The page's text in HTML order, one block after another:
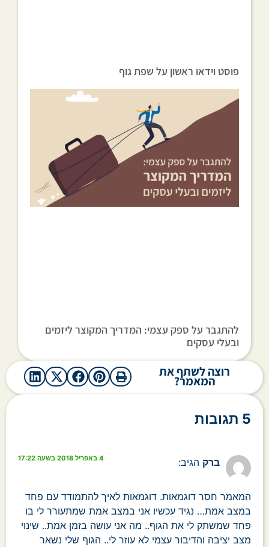
פוסט וידאו ראשון על שפת גוף
להתגבר על ספק עצמי: המדריך המקוצר ליזמים
ובעלי עסקים
רוצה לשתף את
המאמר?
5 תגובות
ברק הגיב: 4 באפריל 2018 בשעה 17:22
המאמר חסר דוגמאות. דוגמאות לאיך להתמודד עם פחד
במצב אמת… נגיד עכשיו אני במצב אמת שמתעורר לי בו
פחד שמשתק לי את הגוף.. מה אני עושה בזמן אמת.. שינוי
מצב יציבה והדיבור עצמי לא עוזר לי.. הגוף שלי נשאר